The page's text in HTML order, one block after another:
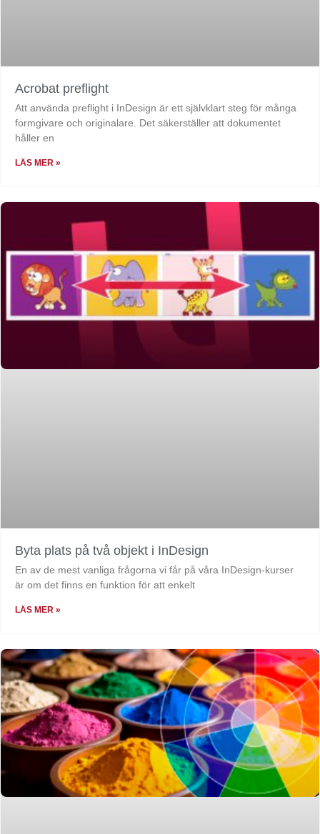
Acrobat preflight
Att använda preflight i InDesign är ett självklart steg för många
formgivare och originalare. Det säkerställer att dokumentet
håller en
LÄS MER »
Byta plats på två objekt i InDesign
En av de mest vanliga frågorna vi får på våra InDesign-kurser
är om det finns en funktion för att enkelt
LÄS MER »